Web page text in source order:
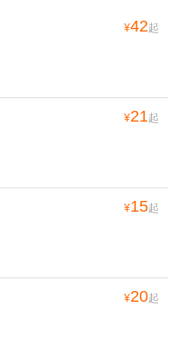
¥42起
¥21起
¥15起
¥20起